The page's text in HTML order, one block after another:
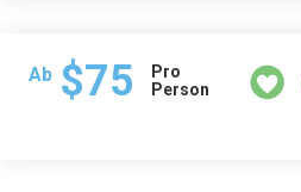
Ab $75
Pro
Person